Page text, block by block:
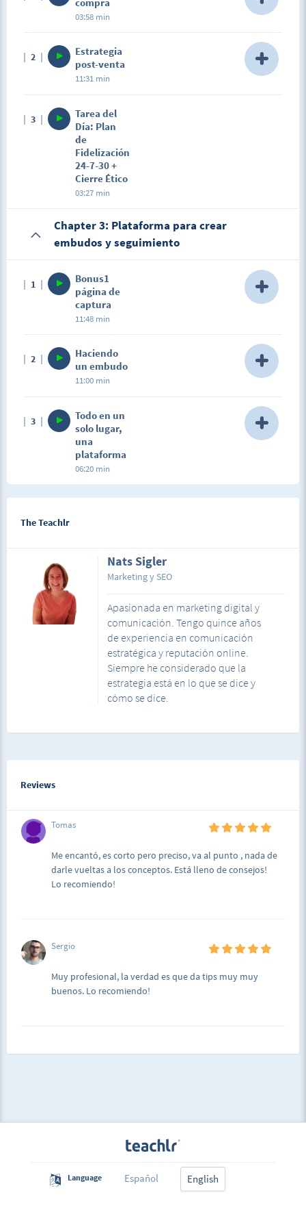
03:58 min
En este apartado verás las señales de compra del
cliente, y como de manera natural te ayudará a dar
el siguiente paso.
2
Estrategia
post-venta
11:31 min
En este apartado verás algunas de las estrategias
post-venta para lograr la fidelización de tu cliente.
3
Tarea del
Día: Plan
de
Fidelización
24-7-30 +
Cierre Ético
03:27 min
Chapter 3: Plataforma para crear
embudos y seguimiento
1
Bonus1
página de
captura
11:48 min
En este video te enseño la importancia de una
página de captura y la estrategia que puedes hacer
para que sea más visualmente atractiva.
2
Haciendo
un embudo
11:00 min
Aprende a hacer embudos de venta fácil y rápido.
3
Todo en un
solo lugar,
una
plataforma
06:20 min
super precio!
The Teachlr
Nats Sigler
Marketing y SEO
Apasionada en marketing digital y
comunicación. Tengo quince años
de experiencia en comunicación
estratégica y reputación online.
Siempre he considerado que la
estrategia está en lo que se dice y
cómo se dice.
Reviews
Tomas
Me encantó, es corto pero preciso, va al punto , nada de
darle vueltas a los conceptos. Está lleno de consejos!
Lo recomiendo!
Sergio
Muy profesional, la verdad es que da tips muy muy
buenos. Lo recomiendo!
Language Español English